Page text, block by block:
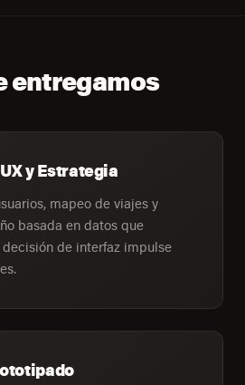
entregamos
y Estrategia
mapeo de viajes y
basada en datos que
de interfaz impulse